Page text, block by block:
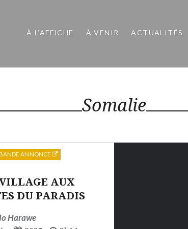
À L’AFFICHE À VENIR ACTUALITÉS
Somalie
AUX
DU PARADIS
Harawe
ANNONCE